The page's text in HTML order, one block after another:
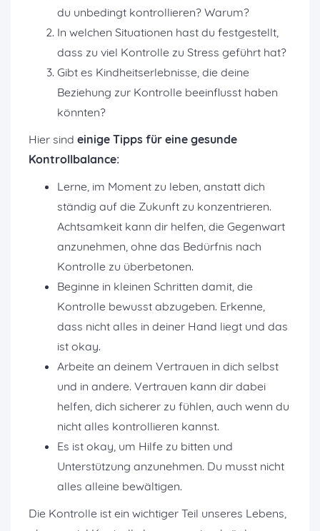
du unbedingt kontrollieren? Warum?
In welchen Situationen hast du festgestellt,
dass zu viel Kontrolle zu Stress geführt hat?
Gibt es Kindheitserlebnisse, die deine
Beziehung zur Kontrolle beeinflusst haben
könnten?
Hier sind einige Tipps für eine gesunde
Kontrollbalance:
Lerne, im Moment zu leben, anstatt dich
ständig auf die Zukunft zu konzentrieren.
Achtsamkeit kann dir helfen, die Gegenwart
anzunehmen, ohne das Bedürfnis nach
Kontrolle zu überbetonen.
Beginne in kleinen Schritten damit, die
Kontrolle bewusst abzugeben. Erkenne,
dass nicht alles in deiner Hand liegt und das
ist okay.
Arbeite an deinem Vertrauen in dich selbst
und in andere. Vertrauen kann dir dabei
helfen, dich sicherer zu fühlen, auch wenn du
nicht alles kontrollieren kannst.
Es ist okay, um Hilfe zu bitten und
Unterstützung anzunehmen. Du musst nicht
alles alleine bewältigen.
Die Kontrolle ist ein wichtiger Teil unseres Lebens,